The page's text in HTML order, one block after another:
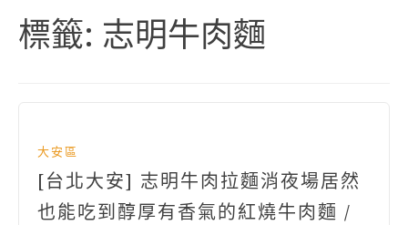
標籤: 志明牛肉麵
大安區
[台北大安] 志明牛肉拉麵消夜場居然
也能吃到醇厚有香氣的紅燒牛肉麵 /